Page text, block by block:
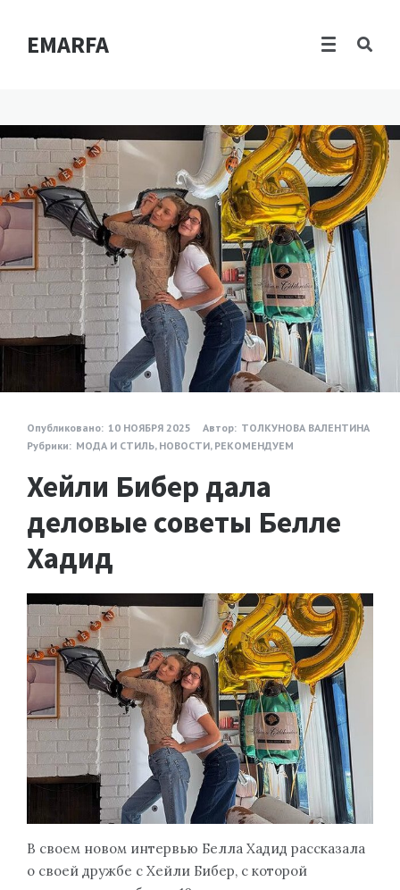
EMARFA
Опубликовано: 10 НОЯБРЯ 2025 Автор: ТОЛКУНОВА ВАЛЕНТИНА
Рубрики: МОДА И СТИЛЬ, НОВОСТИ, РЕКОМЕНДУЕМ
Хейли Бибер дала
деловые советы Белле
Хадид
В своем новом интервью Белла Хадид рассказала
о своей дружбе с Хейли Бибер, с которой